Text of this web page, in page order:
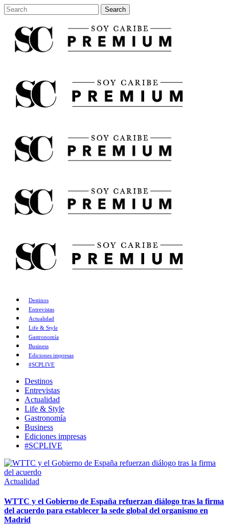
Destinos
Entrevistas
Actualidad
Life & Style
Gastronomía
Business
Ediciones impresas
#SCPLIVE
Destinos
Entrevistas
Actualidad
Life & Style
Gastronomía
Business
Ediciones impresas
#SCPLIVE
Actualidad
WTTC y el Gobierno de España refuerzan diálogo tras la firma
del acuerdo para establecer la sede global del organismo en
Madrid